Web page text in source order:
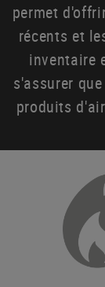
permet
récents et
inventaire
s'assurer
produits